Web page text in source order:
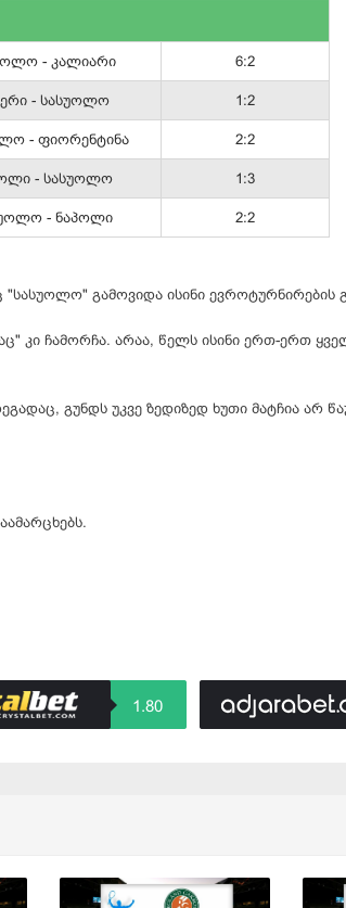
- კალიარი 6:2
- სასუოლო 1:2
- ფიორენტინა 2:2
- სასუოლო 1:3
- ნაპოლი 2:2
"სასუოლო" გამოვიდა ისინი ევროტურნირების
" კი ჩამორჩა. არაა, წელს ისინი ერთ-ერთ
გუნდს უკვე ზედიზედ ხუთი მატჩია არ
1.80